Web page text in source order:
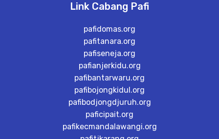
Link Cabang Pafi
pafidomas.org
pafitanara.org
pafiseneja.org
pafianjerkidu.org
pafibantarwaru.org
pafibojongkidul.org
pafibodjongdjuruh.org
paficipait.org
pafikecmandalawangi.org